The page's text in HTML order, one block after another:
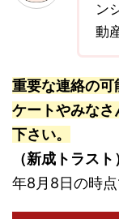
ン
動
重要な連絡の
ケートやみな
下さい。
（新成トラスト
年8月8日の時